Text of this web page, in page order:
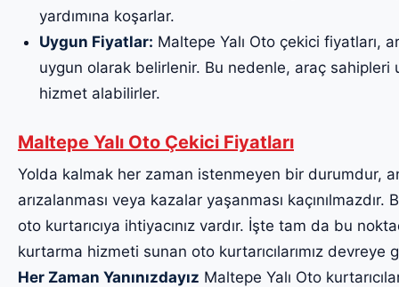
yardımına koşarlar.
Uygun Fiyatlar: Maltepe Yalı Oto çekici fiyatları,
uygun olarak belirlenir. Bu nedenle, araç
hizmet alabilirler.
Maltepe Yalı Oto Çekici Fiyatları
Yolda kalmak her zaman istenmeyen bir durumdur,
arızalanması veya kazalar yaşanması
oto kurtarıcıya ihtiyacınız vardır. İşte tam da bu
kurtarma hizmeti sunan oto kurtarıcılarımız devreye
Her Zaman Yanınızdayız Maltepe Yalı Oto